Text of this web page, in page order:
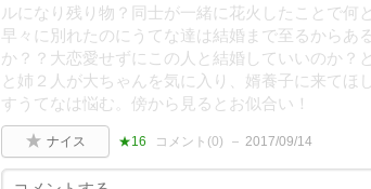
ルになり残り物？同士が一緒に花火したことで何
早々に別れたのにうてな達は結婚まで至るからあ
か？？大恋愛せずにこの人と結婚していいのか？
と姉２人が大ちゃんを気に入り、婿養子に来てほ
すうてなは悩む。傍から見るとお似合い！
ナイス ★16 コメント(0) 2017/09/14